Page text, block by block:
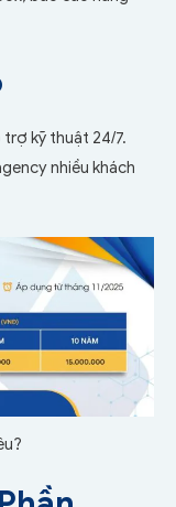
kỹ thuật 24/7.
nhiều khách